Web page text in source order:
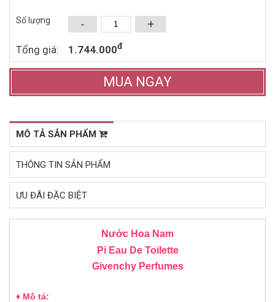
Số lượng +
-
Tổng giá: 1.744.000đ
MUA NGAY
MÔ TẢ SẢN PHẨM
THÔNG TIN SẢN PHẨM
ƯU ĐÃI ĐẶC BIỆT
Nước Hoa Nam
Pi Eau De Toilette
Givenchy Perfumes
♦ Mô tả: